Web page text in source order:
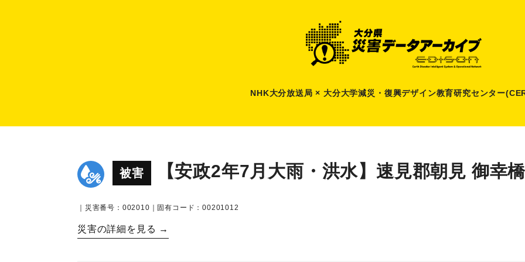
NHK大分放送局 × 大分大学減災 ・ 復興デザイン教育研究センター
被害 【安政2年7月大雨・洪水】速見郡朝見 御幸
｜災害番号：002010｜固有コード：00201012
災害の詳細を見る →